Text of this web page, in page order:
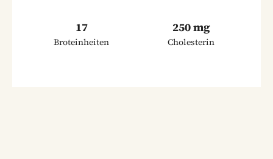
17
Broteinheiten
250 mg
Cholesterin